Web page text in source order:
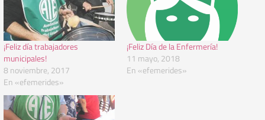
¡Feliz día trabajadores
municipales!
8 noviembre, 2017
En «efemerides»
¡Feliz Día de la Enfermería!
11 mayo, 2018
En «efemerides»